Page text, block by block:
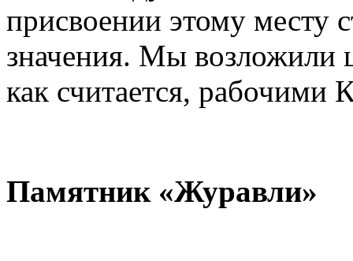
присвоении этому месту
значения. Мы возложили
как считается, рабочими
Памятник «Журавли»